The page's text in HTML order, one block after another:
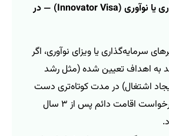
2. ویزای سرمایه‌گذاری یا نوآوری (Innovator Visa) — در
سرمایه‌گذاری یا ویزای نوآوری، اگر
به اهداف تعیین شده (مثل رشد
اشتغال) در مدت کوتاه‌تری دست
یابد، امکان درخواست اقامت دائم پس از ۳ سال